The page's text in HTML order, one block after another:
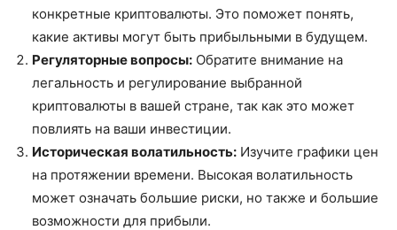
конкретные криптовалюты. Это поможет понять,
какие активы могут быть прибыльными в будущем.
Регуляторные вопросы: Обратите внимание на
легальность и регулирование выбранной
криптовалюты в вашей стране, так как это может
повлиять на ваши инвестиции.
Историческая волатильность: Изучите графики цен
на протяжении времени. Высокая волатильность
может означать большие риски, но также и большие
возможности для прибыли.